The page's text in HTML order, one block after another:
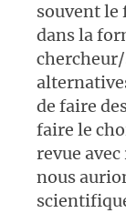
souvent le
dans la
de faire
faire le
revue
nous